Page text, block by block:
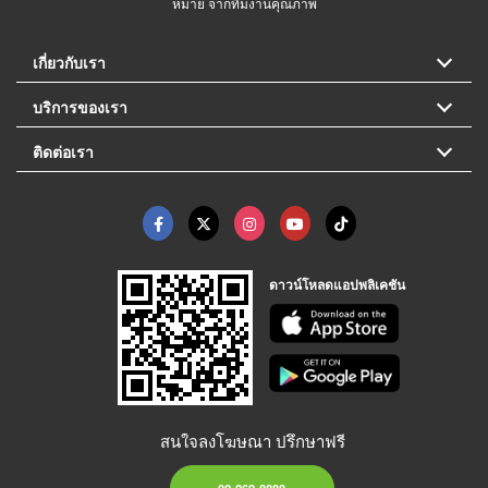
เกี่ยวกับเรา
บริการของเรา
ติดต่อเรา
ดาวน์โหลดแอปพลิเคชัน
สนใจลงโฆษณา ปรึกษาฟรี